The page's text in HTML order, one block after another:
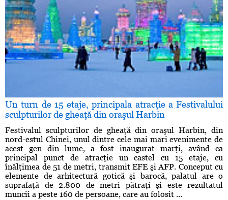
Un turn de 15 etaje, principala atracţie a Festivalului
sculpturilor de gheaţă din oraşul Harbin
Festivalul sculpturilor de gheaţă din oraşul Harbin, din
nord-estul Chinei, unul dintre cele mai mari evenimente de
acest gen din lume, a fost inaugurat marţi, având ca
principal punct de atracţie un castel cu 15 etaje, cu
înălţimea de 51 de metri, transmit EFE şi AFP. Conceput cu
elemente de arhitectură gotică şi barocă, palatul are o
suprafaţă de 2.800 de metri pătraţi şi este rezultatul
muncii a peste 160 de persoane, care au folosit ...